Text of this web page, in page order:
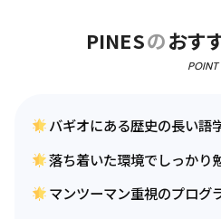
PINESのおす
POINT
バギオにある歴史の長い語
落ち着いた環境でしっかり
マンツーマン重視のプログ